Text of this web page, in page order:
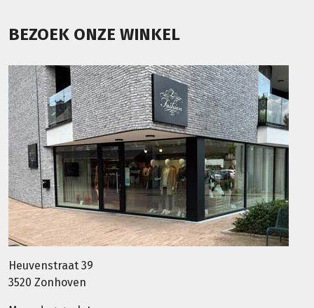
BEZOEK ONZE WINKEL
Heuvenstraat 39
3520 Zonhoven